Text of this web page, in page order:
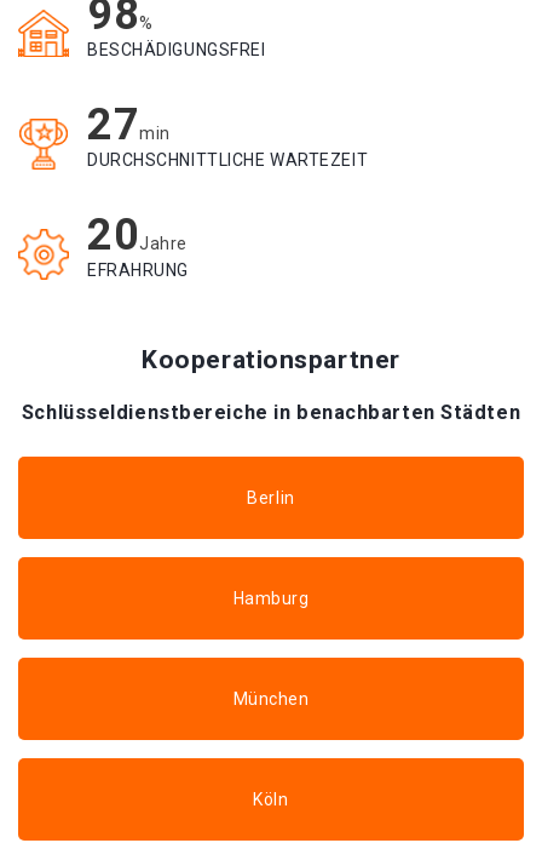
98%
BESCHÄDIGUNGSFREI
27min
DURCHSCHNITTLICHE WARTEZEIT
20Jahre
EFRAHRUNG
Kooperationspartner
Schlüsseldienstbereiche in benachbarten Städten
Berlin
Hamburg
München
Köln